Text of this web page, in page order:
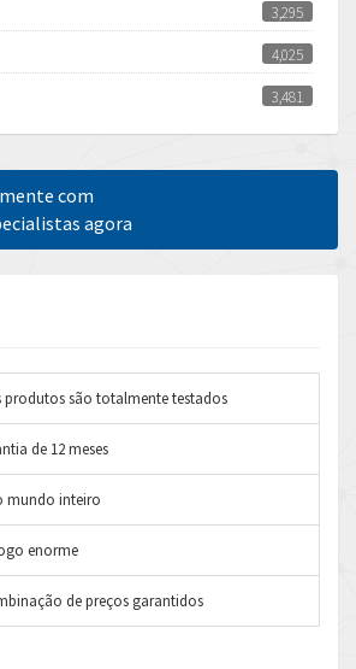
3,295
4,025
3,481
4,544
4,205
com
agora
produtos são totalmente testados
de 12 meses
mundo inteiro
enorme
de preços garantidos